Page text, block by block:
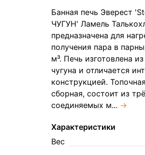
Банная печь Эверест
ЧУГУН' Ламель
предназначена для
получения пара в
м³. Печь изготовлена
чугуна и отличается
конструкцией.
сборная, состоит из
соединяемых м... →
Характеристики
Вес